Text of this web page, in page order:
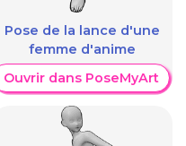
Pose de la lance d'une
femme d'anime
Ouvrir dans PoseMyArt